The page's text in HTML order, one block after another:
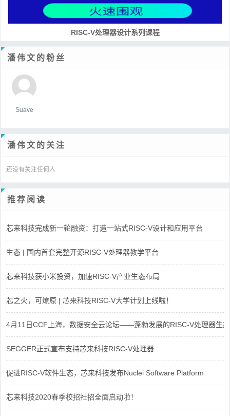
RISC-V处理器设计系列课程
潘伟文的粉丝
Suave
潘伟文的关注
还没有关注任何人
推荐阅读
芯来科技完成新一轮融资：打造一站式RISC-V设计和应用平台
生态 | 国内首套完整开源RISC-V处理器教学平台
芯来科技获小米投资，加速RISC-V产业生态布局
芯之火，可燎原 | 芯来科技RISC-V大学计划上线啦！
4月11日CCF上海，数据安全云论坛——蓬勃发展的RISC-V处理器生态
SEGGER正式宣布支持芯来科技RISC-V处理器
促进RISC-V软件生态，芯来科技发布Nuclei Software Platform
芯来科技2020春季校招社招全面启动啦！